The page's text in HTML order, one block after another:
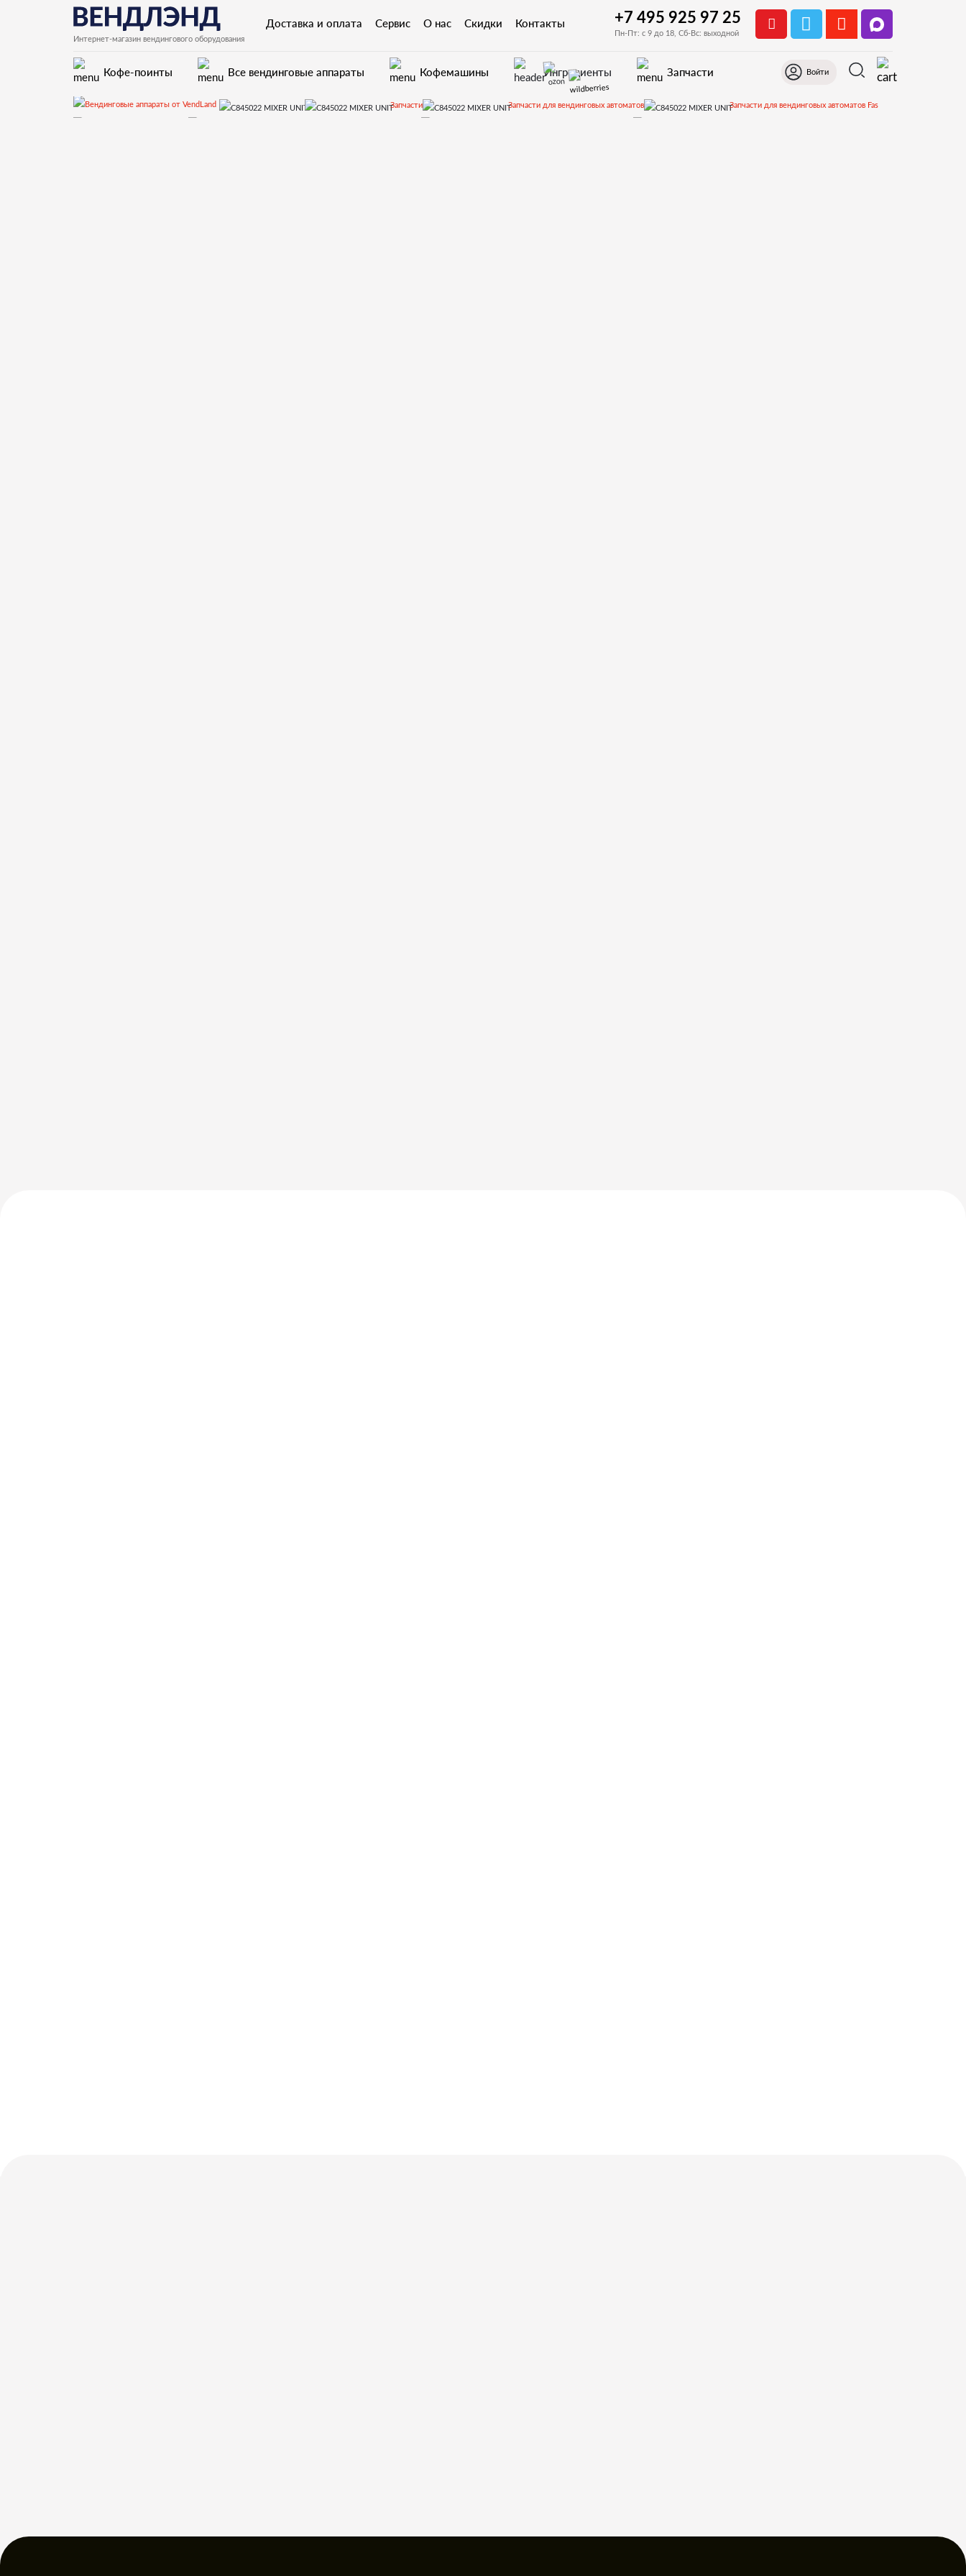
Интернет-магазин вендингового оборудования
Доставка и оплата Сервис О нас Скидки Контакты +7 495 925 97 25
Пн-Пт: с 9 до 18, Сб-Вс: выходной
Кофе-поинты Все вендинговые аппараты Кофемашины Ингредиенты Запчасти Войти
Запчасти Запчасти для вендинговых автоматов Запчасти для вендинговых автоматов Fas